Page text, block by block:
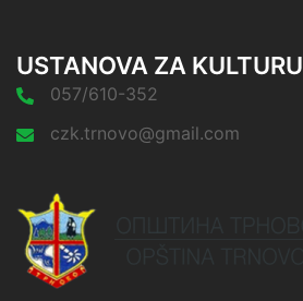
USTANOVA ZA KULTURU
057/610-352
czk.trnovo@gmail.com